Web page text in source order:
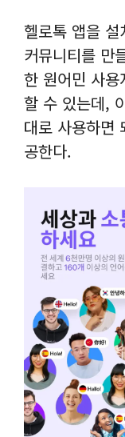
헬로톡 앱을
커뮤니티를 만
한 원어민 사
할 수 있는데,
대로 사용하면
공한다.